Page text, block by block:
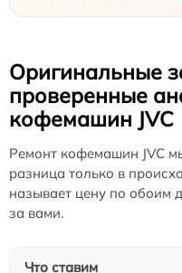
Оригинальные
проверенные
кофемашин JVC
Ремонт кофемашин JVC
разница только в
называет цену по обоим
за вами.
Что ставим